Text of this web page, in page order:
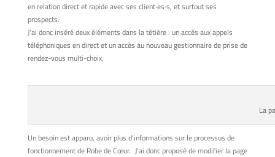
en relation direct et rapide avec ses client·es·s, et surtout ses
prospects.
J’ai donc inséré deux éléments dans la têtière : un accès aux appels
téléphoniques en direct et un accès au nouveau gestionnaire de prise de
rendez-vous multi-choix.
La
Un besoin est apparu, avoir plus d’informations sur le processus de
fonctionnement de Robe de Cœur. J’ai donc proposé de modifier la page